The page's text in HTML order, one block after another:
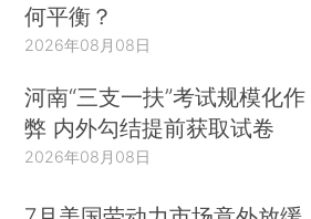
何平衡？
2026年08月08日
河南“三支一扶”考试规模化作
弊 内外勾结提前获取试卷
2026年08月08日